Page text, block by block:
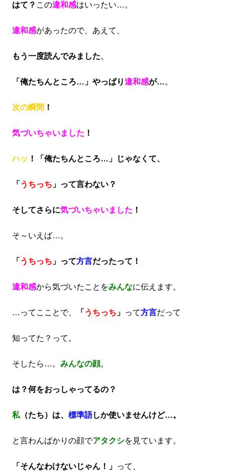
はて？ この違和感はいったい…。
違和感があったので、あえて、
もう一度読んでみました。
「俺たちんところ…」やっぱり違和感が…。
次の瞬間 ！
気づいちゃいました ！
ハッ ！「俺たちんところ…」じゃなくて、
「 うちっち 」って言わない？
そしてさらに気づいちゃいました ！
そ～いえば…。
「 うちっち 」って方言だったって！
違和感から気づいたことをみんなに伝えます。
…ってこことで、 「 うちっち 」 って方言だって
知ってた？って。
そしたら…。 みんなの顔。
は？何をおっしゃってるの？
私 （たち）は、 標準語しか使いませんけど…。
と言わんばかりの顔でアタクシを見ています。
「そんなわけないじゃん！」 って、